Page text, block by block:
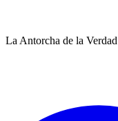
La Antorcha de la